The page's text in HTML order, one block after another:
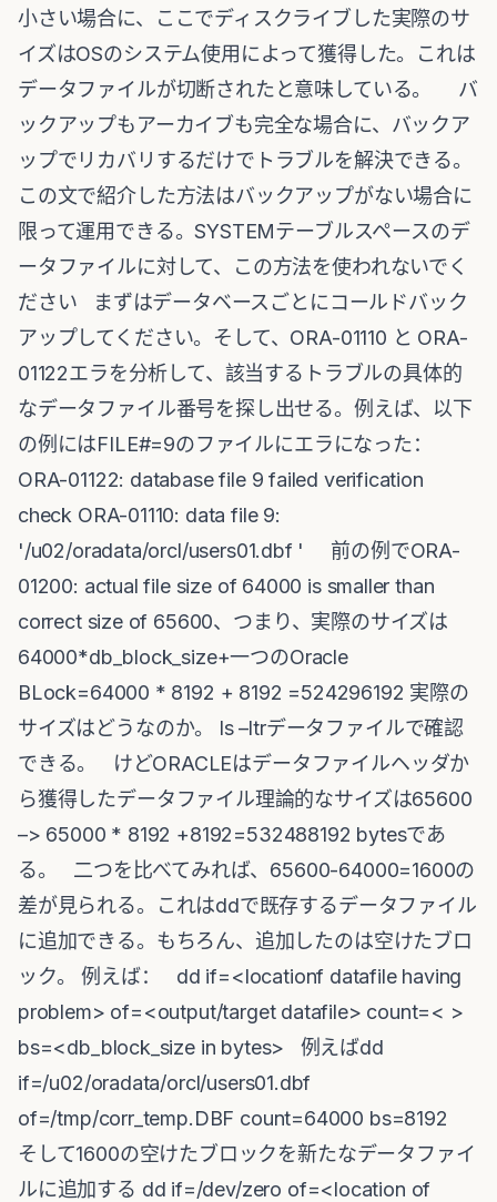
小さい場合に、ここでディスクライブした実際のサ
イズはOSのシステム使用によって獲得した。これは
データファイルが切断されたと意味している。 バ
ックアップもアーカイブも完全な場合に、バックア
ップでリカバリするだけでトラブルを解決できる。
この文で紹介した方法はバックアップがない場合に
限って運用できる。SYSTEMテーブルスペースのデ
ータファイルに対して、この方法を使われないでく
ださい まずはデータベースごとにコールドバック
アップしてください。そして、ORA-01110 と ORA-
01122エラを分析して、該当するトラブルの具体的
なデータファイル番号を探し出せる。例えば、以下
の例にはFILE#=9のファイルにエラになった：
ORA-01122: database file 9 failed verification
check ORA-01110: data file 9:
'/u02/oradata/orcl/users01.dbf ' 前の例でORA-
01200: actual file size of 64000 is smaller than
correct size of 65600、つまり、実際のサイズは
64000*db_block_size+一つのOracle
BLock=64000 * 8192 + 8192 =524296192 実際の
サイズはどうなのか。 ls –ltrデータファイルで確認
できる。 けどORACLEはデータファイルヘッダか
ら獲得したデータファイル理論的なサイズは65600
–> 65000 * 8192 +8192=532488192 bytesであ
る。 二つを比べてみれば、65600-64000=1600の
差が見られる。これはddで既存するデータファイル
に追加できる。もちろん、追加したのは空けたブロ
ック。 例えば： dd if=<locationf datafile having
problem> of=<output/target datafile> count=< >
bs=<db_block_size in bytes> 例えばdd
if=/u02/oradata/orcl/users01.dbf
of=/tmp/corr_temp.DBF count=64000 bs=8192
そして1600の空けたブロックを新たなデータファイ
ルに追加する dd if=/dev/zero of=<location of